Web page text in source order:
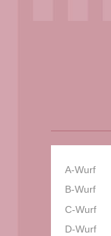
A-Wurf
B-Wurf
C-Wurf
D-Wurf